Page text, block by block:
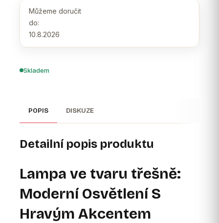
Skladem
Můžeme doručit
do:
10.8.2026
POPIS DISKUZE
Detailní popis produktu
Lampa ve tvaru třešně:
Moderní Osvětlení S
Hravým Akcentem